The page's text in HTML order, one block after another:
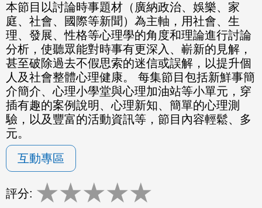
本節目以討論時事題材（廣納政治、娛樂、家
庭、社會、國際等新聞）為主軸，用社會、生
理、發展、性格等心理學的角度和理論進行討論
分析，使聽眾能對時事有更深入、嶄新的見解，
甚至破除過去不假思索的迷信或誤解，以提升個
人及社會整體心理健康。 每集節目包括新鮮事簡
介簡介、心理小學堂與心理加油站等小單元，穿
插有趣的案例說明、心理新知、簡單的心理測
驗，以及豐富的活動資訊等，節目內容輕鬆、多
元。
互動專區
評分: ★★★★★